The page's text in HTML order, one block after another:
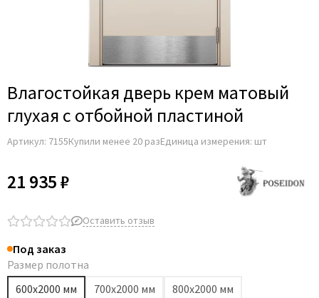
Влагостойкая дверь крем матовый
глухая с отбойной пластиной
Артикул: 7155Купили менее 20 разЕдиница измерения: шт
21 935 ₽
Оставить отзыв
Под заказ
Размер полотна
600х2000 мм
700х2000 мм
800х2000 мм